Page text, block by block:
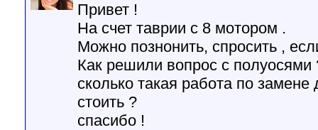
Привет !
На счет таврии с 8 мотором .
Можно познонить, спросить ,
Как решили вопрос с полуосями
сколько такая работа по замене
стоить ?
спасибо !